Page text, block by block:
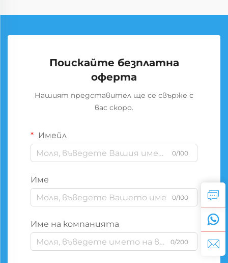
Поискайте безплатна
оферта
Нашият представител ще се свърже с
вас скоро.
Имейл
0/100
Име
0/100
Име на компанията
0/200